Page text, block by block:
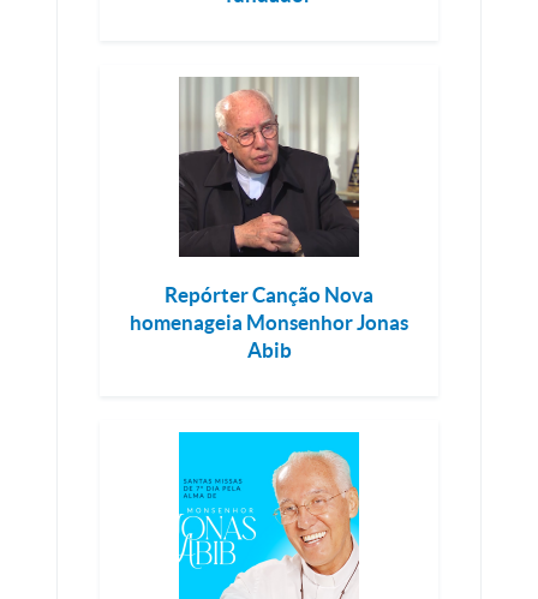
Repórter Canção Nova
homenageia Monsenhor Jonas
Abib